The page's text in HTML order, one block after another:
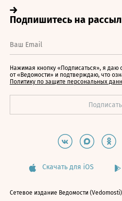
Нажимая кнопку «Подписаться», я даю
от «Ведомости» и подтверждаю, что
Политику по защите персональных
Скачать для iOS
Сетевое издание Ведомости (Vedomosti)